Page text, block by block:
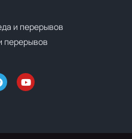
и перерывов
перерывов